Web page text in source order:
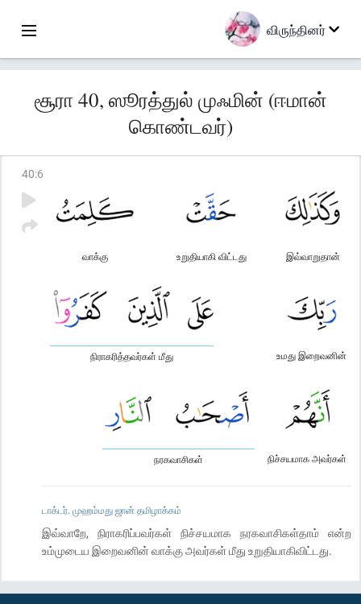
விருந்தினர்
சூரா 40, ஸூரத்துல் முஃமின் (ஈமான்
கொண்டவர்)
40:6
இவ்வாறுதான்
உறுதியாகி விட்டது
வாக்கு
உமது இறைவனின்
நிராகரித்தவர்கள் மீது
நிச்சயமாக அவர்கள்
நரகவாசிகள்
டாக்டர். முஹம்மது ஜான் தமிழாக்கம்
இவ்வாறே, நிராகரிப்பவர்கள் நிச்சயமாக நரகவாசிகள்தாம் என்ற
உம்முடைய இறைவனின் வாக்கு அவர்கள் மீது உறுதியாகிவிட்டது.